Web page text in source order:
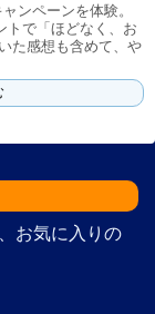
ンペーンを体験。
トで「ほどなく、お
た感想も含めて、や
お気に入りの